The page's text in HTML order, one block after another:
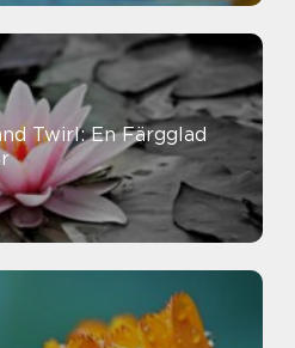
Twirl: En Färgglad